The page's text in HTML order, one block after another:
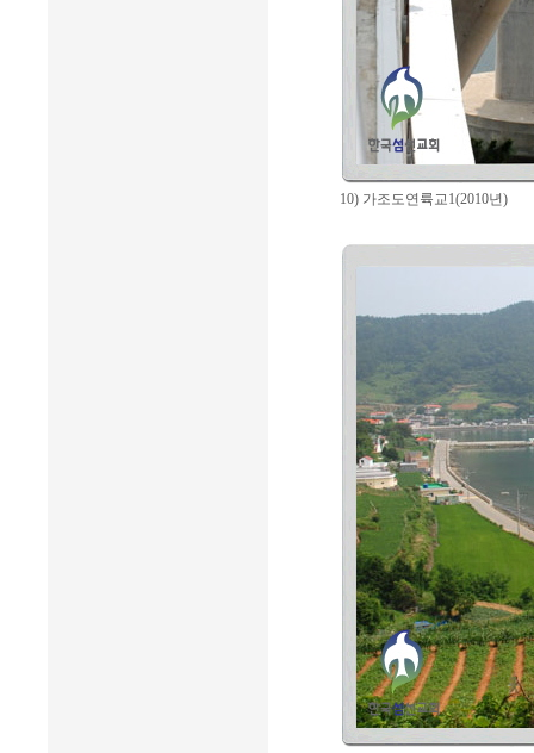
10) 가조도연륙교1(2010년)